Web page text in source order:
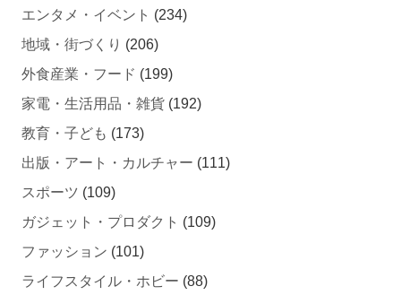
エンタメ・イベント (234)
地域・街づくり (206)
外食産業・フード (199)
家電・生活用品・雑貨 (192)
教育・子ども (173)
出版・アート・カルチャー (111)
スポーツ (109)
ガジェット・プロダクト (109)
ファッション (101)
ライフスタイル・ホビー (88)